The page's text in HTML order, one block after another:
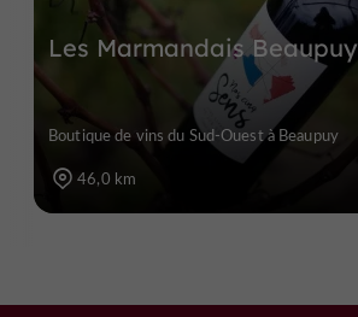
Les Marmandais Beaupuy
Boutique de vins du Sud-Ouest à Beaupuy
46,0 km